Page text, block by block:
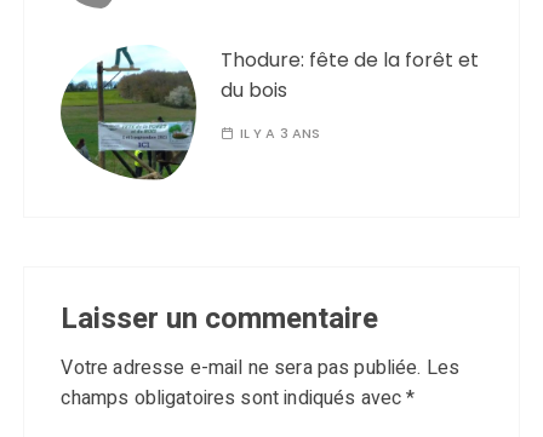
Thodure: fête de la forêt et
du bois
IL Y A 3 ANS
Laisser un commentaire
Votre adresse e-mail ne sera pas publiée. Les
champs obligatoires sont indiqués avec*